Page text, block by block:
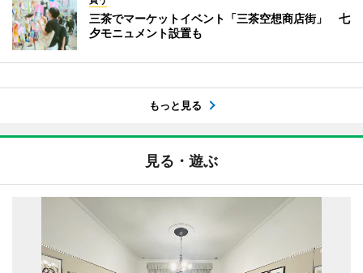
三茶でマーケットイベント「三茶空想商店街」 七
夕モニュメント設置も
もっと見る
見る・遊ぶ